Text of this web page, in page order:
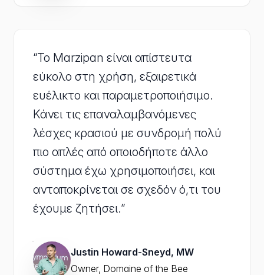
“Το Marzipan είναι απίστευτα
εύκολο στη χρήση, εξαιρετικά
ευέλικτο και παραμετροποιήσιμο.
Κάνει τις επαναλαμβανόμενες
λέσχες κρασιού με συνδρομή πολύ
πιο απλές από οποιοδήποτε άλλο
σύστημα έχω χρησιμοποιήσει, και
ανταποκρίνεται σε σχεδόν ό,τι του
έχουμε ζητήσει.”
Justin Howard-Sneyd, MW
Owner, Domaine of the Bee